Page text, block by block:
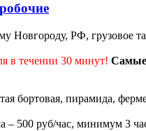
Новгороду, РФ, грузовое
в течении 30 минут! Самые
бортовая, пирамида,
– 500 руб/час, минимум 3